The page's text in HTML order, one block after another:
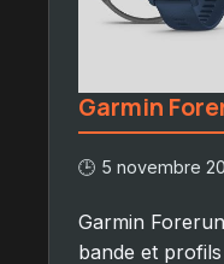
Garmin
🕒 5 novembre
Garmin
bande et